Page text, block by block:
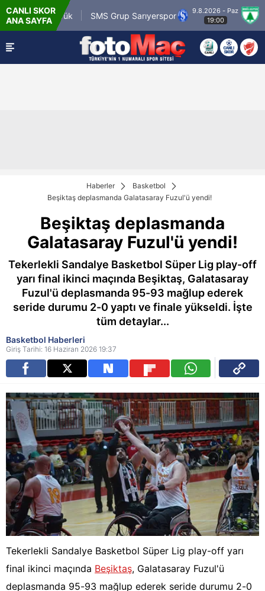
CANLI SKOR
ANA SAYFA
Karagümrük SMS Grup Sarıyerspor
9.8.2026 - Paz
Haberler
Basketbol
Beşiktaş deplasmanda Galatasaray Fuzul'ü yendi!
Beşiktaş deplasmanda
Galatasaray Fuzul'ü yendi!
Tekerlekli Sandalye Basketbol Süper Lig play-off
yarı final ikinci maçında Beşiktaş, Galatasaray
Fuzul'ü deplasmanda 95-93 mağlup ederek
seride durumu 2-0 yaptı ve finale yükseldi. İşte
tüm detaylar...
Basketbol Haberleri
Giriş Tarihi: 16 Haziran 2026 19:37
Tekerlekli Sandalye Basketbol Süper Lig play-off yarı
final ikinci maçında Beşiktaş, Galatasaray Fuzul'ü
deplasmanda 95-93 mağlup ederek seride durumu 2-0